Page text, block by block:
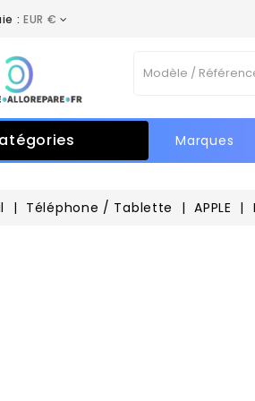
: EUR €
Marques
Téléphone / Tablette APPLE